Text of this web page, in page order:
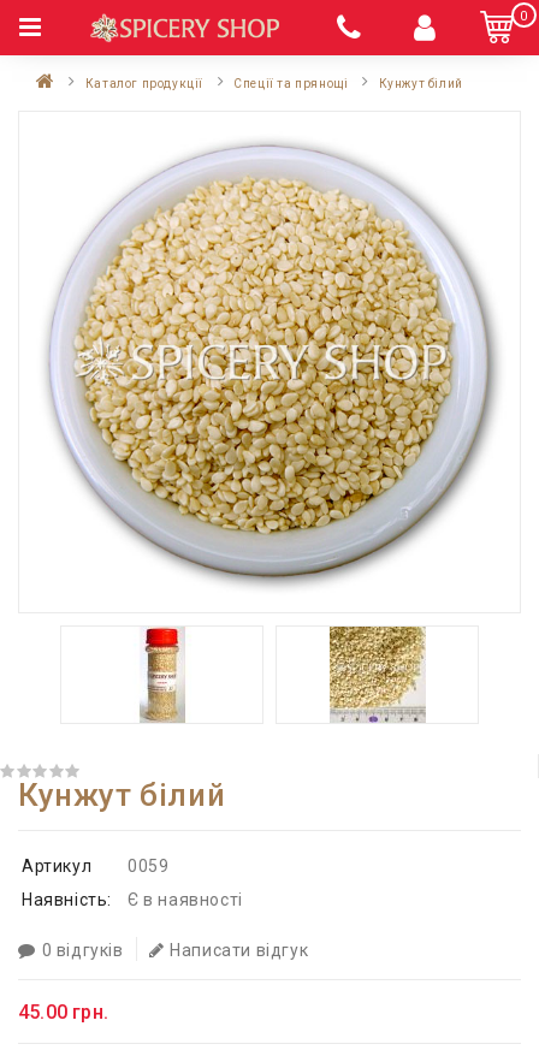
0
Каталог продукції Спеції та прянощі Кунжут білий
Кунжут білий
Артикул
0059
Наявність:
Є в наявності
0 відгуків Написати відгук
45.00 грн.